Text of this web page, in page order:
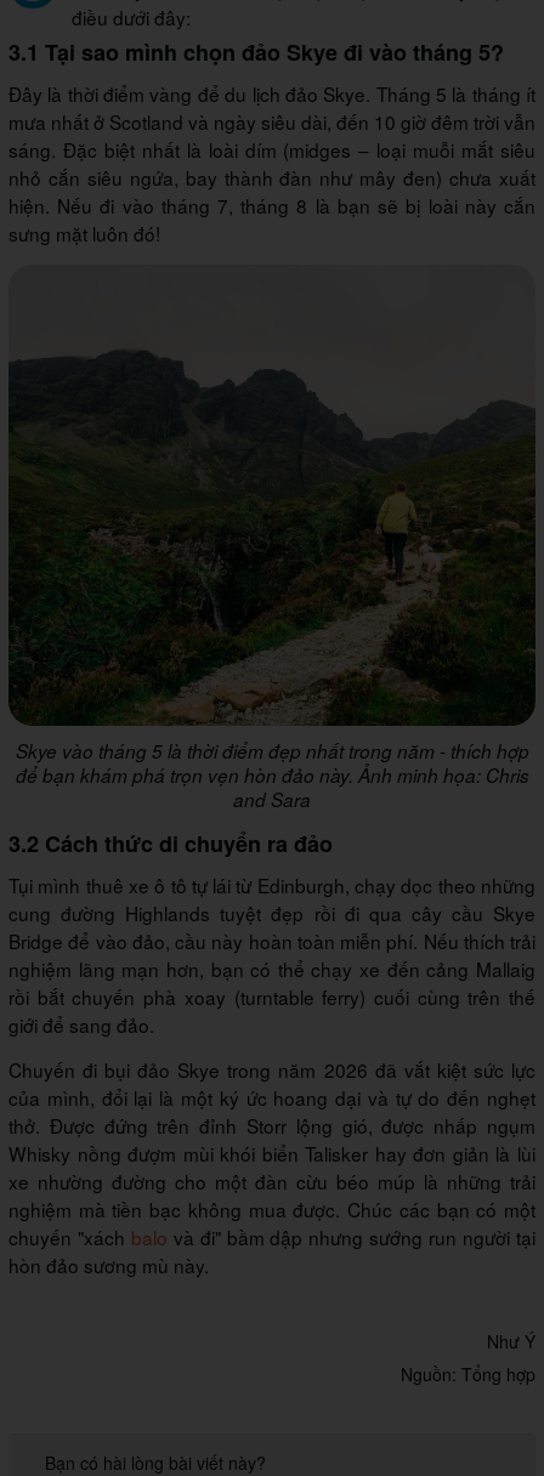
điều dưới đây:
3.1 Tại sao mình chọn đảo Skye đi vào tháng 5?
Đây là thời điểm vàng để du lịch đảo Skye. Tháng 5 là tháng ít
mưa nhất ở Scotland và ngày siêu dài, đến 10 giờ đêm trời vẫn
sáng. Đặc biệt nhất là loài dím (midges – loại muỗi mắt siêu
nhỏ cắn siêu ngứa, bay thành đàn như mây đen) chưa xuất
hiện. Nếu đi vào tháng 7, tháng 8 là bạn sẽ bị loài này cắn
sưng mặt luôn đó!
Skye vào tháng 5 là thời điểm đẹp nhất trong năm - thích hợp
để bạn khám phá trọn vẹn hòn đảo này. Ảnh minh họa: Chris
and Sara
3.2 Cách thức di chuyển ra đảo
Tụi mình thuê xe ô tô tự lái từ Edinburgh, chạy dọc theo những
cung đường Highlands tuyệt đẹp rồi đi qua cây cầu Skye
Bridge để vào đảo, cầu này hoàn toàn miễn phí. Nếu thích trải
nghiệm lãng mạn hơn, bạn có thể chạy xe đến cảng Mallaig
rồi bắt chuyến phà xoay (turntable ferry) cuối cùng trên thế
giới để sang đảo.
Chuyến đi bụi đảo Skye trong năm 2026 đã vắt kiệt sức lực
của mình, đổi lại là một ký ức hoang dại và tự do đến nghẹt
thở. Được đứng trên đỉnh Storr lộng gió, được nhấp ngụm
Whisky nồng đượm mùi khói biển Talisker hay đơn giản là lùi
xe nhường đường cho một đàn cừu béo múp là những trải
nghiệm mà tiền bạc không mua được. Chúc các bạn có một
chuyến "xách balo và đi" bầm dập nhưng sướng run người tại
hòn đảo sương mù này.
Như Ý
Nguồn: Tổng hợp
Bạn có hài lòng bài viết này?